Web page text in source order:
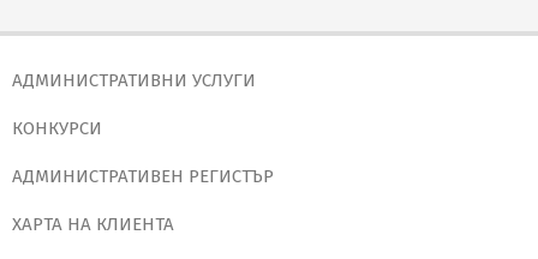
АДМИНИСТРАТИВНИ УСЛУГИ
КОНКУРСИ
АДМИНИСТРАТИВЕН РЕГИСТЪР
ХАРТА НА КЛИЕНТА